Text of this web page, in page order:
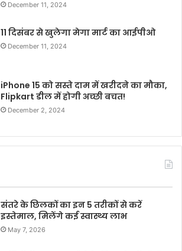
December 11, 2024
11 दिसंबर से खुलेगा मेगा मार्ट का आईपीओ
December 11, 2024
iPhone 15 को सस्ते दाम में खरीदने का मौका,
Flipkart डील में होगी अच्छी बचत!
December 2, 2024
संतरे के छिलकों का इन 5 तरीकों से करें
इस्तेमाल, मिलेंगे कई स्वास्थ्य लाभ
May 7, 2026